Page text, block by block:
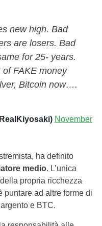
new high. Bad
are losers. Bad
for 25- years.
of FAKE money
Bitcoin now….
November
ha definito
medio. L’unica
propria ricchezza
puntare ad altre forme di
e BTC.